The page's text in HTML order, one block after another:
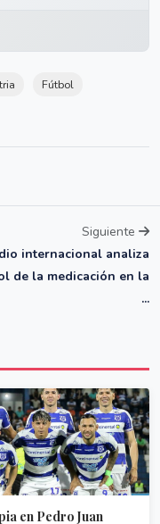
Fútbol
Siguiente
internacional analiza
de la medicación en la
...
en Pedro Juan